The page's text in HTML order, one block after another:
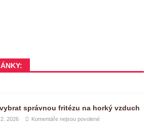
správnou fritézu na horký vzduch
2026 Komentáře nejsou povolené